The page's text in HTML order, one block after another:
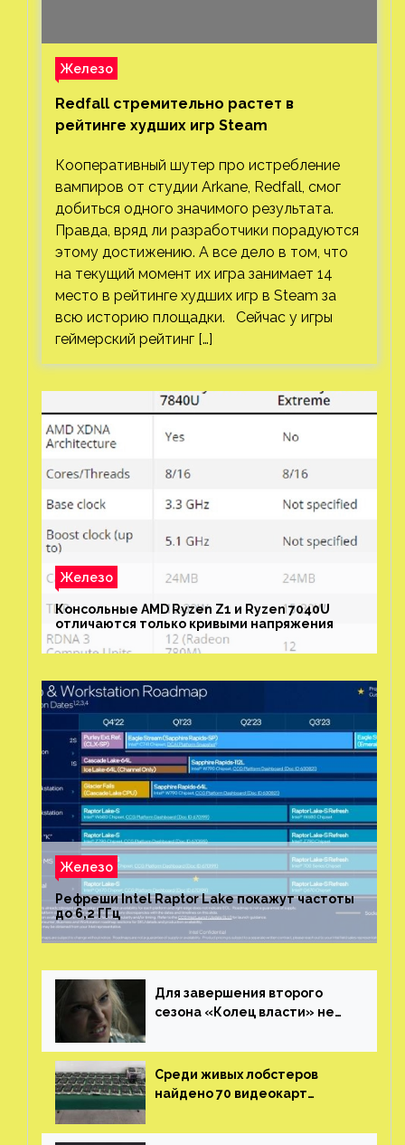
Железо
Redfall стремительно растет в
рейтинге худших игр Steam
Кооперативный шутер про истребление
вампиров от студии Arkane, Redfall, смог
добиться одного значимого результата.
Правда, вряд ли разработчики порадуются
этому достижению. А все дело в том, что
на текущий момент их игра занимает 14
место в рейтинге худших игр в Steam за
всю историю площадки. Сейчас у игры
геймерский рейтинг […]
Железо
Консольные AMD Ryzen Z1 и Ryzen 7040U
отличаются только кривыми напряжения
Железо
Рефреши Intel Raptor Lake покажут частоты
до 6,2 ГГц
Для завершения второго
сезона «Колец власти» не
Среди живых лобстеров
найдено 70 видеокарт
китайской таможни